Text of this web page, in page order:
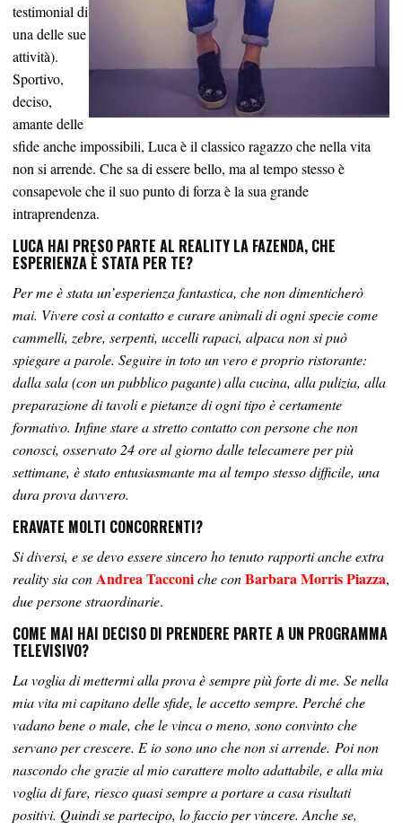
testimonial di
una delle sue
attività).
Sportivo,
deciso,
amante delle
sfide anche impossibili, Luca è il classico ragazzo che nella vita
non si arrende. Che sa di essere bello, ma al tempo stesso è
consapevole che il suo punto di forza è la sua grande
intraprendenza.
LUCA HAI PRESO PARTE AL REALITY LA FAZENDA, CHE
ESPERIENZA È STATA PER TE?
Per me è stata un’esperienza fantastica, che non dimenticherò
mai. Vivere così a contatto e curare animali di ogni specie come
cammelli, zebre, serpenti, uccelli rapaci, alpaca non si può
spiegare a parole. Seguire in toto un vero e proprio ristorante:
dalla sala (con un pubblico pagante) alla cucina, alla pulizia, alla
preparazione di tavoli e pietanze di ogni tipo è certamente
formativo. Infine stare a stretto contatto con persone che non
conosci, osservato 24 ore al giorno dalle telecamere per più
settimane, è stato entusiasmante ma al tempo stesso difficile, una
dura prova davvero.
ERAVATE MOLTI CONCORRENTI?
Si diversi, e se devo essere sincero ho tenuto rapporti anche extra
reality sia conAndrea Tacconiche conBarbara Morris Piazza,
due persone straordinarie.
COME MAI HAI DECISO DI PRENDERE PARTE A UN PROGRAMMA
TELEVISIVO?
La voglia di mettermi alla prova è sempre più forte di me. Se nella
mia vita mi capitano delle sfide, le accetto sempre. Perché che
vadano bene o male, che le vinca o meno, sono convinto che
servano per crescere. E io sono uno che non si arrende. Poi non
nascondo che grazie al mio carattere molto adattabile, e alla mia
voglia di fare, riesco quasi sempre a portare a casa risultati
positivi. Quindi se partecipo, lo faccio per vincere. Anche se,